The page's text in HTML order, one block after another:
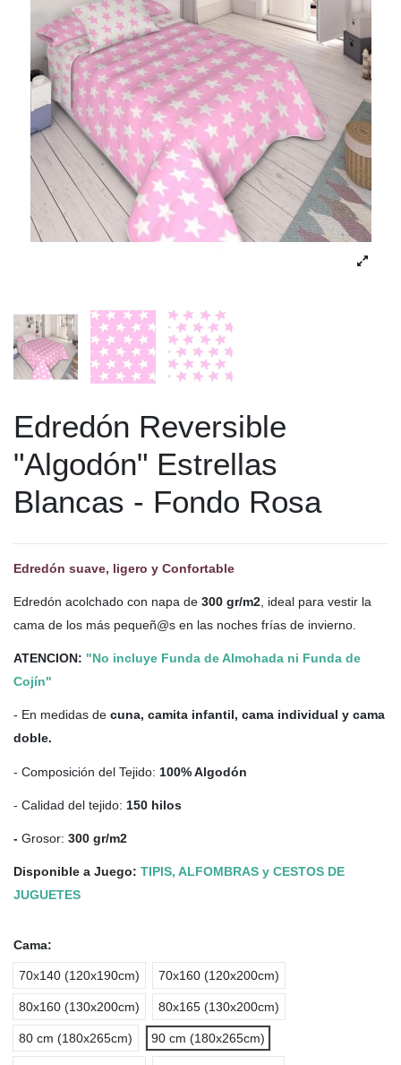
Edredón Reversible
"Algodón" Estrellas
Blancas - Fondo Rosa
Edredón suave, ligero y Confortable
Edredón acolchado con napa de 300 gr/m2 , ideal para vestir la
cama de los más pequeñ@s en las noches frías de invierno.
ATENCION: "No incluye Funda de Almohada ni Funda de
Cojín"
- En medidas de cuna, camita infantil, cama individual y cama
doble.
- Composición del Tejido: 100% Algodón
- Calidad del tejido: 150 hilos
- Grosor: 300 gr/m2
Disponible a Juego: TIPIS, ALFOMBRAS y CESTOS DE
JUGUETES
Cama:
70x140 (120x190cm) 70x160 (120x200cm)
80x160 (130x200cm) 80x165 (130x200cm)
80 cm (180x265cm) 90 cm (180x265cm)